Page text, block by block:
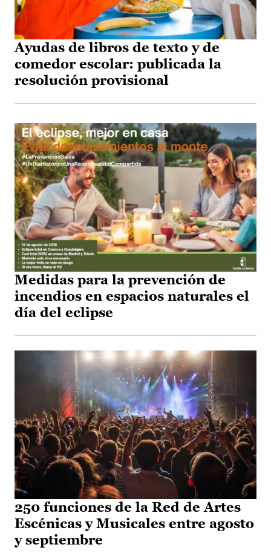
Ayudas de libros de texto y de
comedor escolar: publicada la
resolución provisional
Medidas para la prevención de
incendios en espacios naturales el
día del eclipse
250 funciones de la Red de Artes
Escénicas y Musicales entre agosto
y septiembre